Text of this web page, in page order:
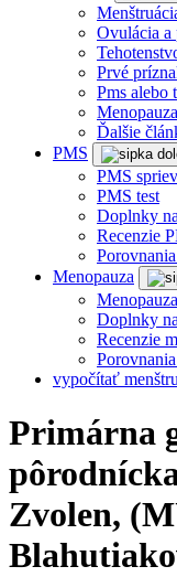
Ovulácia a
Prvé
Pms alebo
Menopauza
Ďalšie
PMS
PMS
PMS test
Doplnky
Recenzie
Menopauza
Doplnky
Recenzie
vypočítať
Primárna
Zvolen,